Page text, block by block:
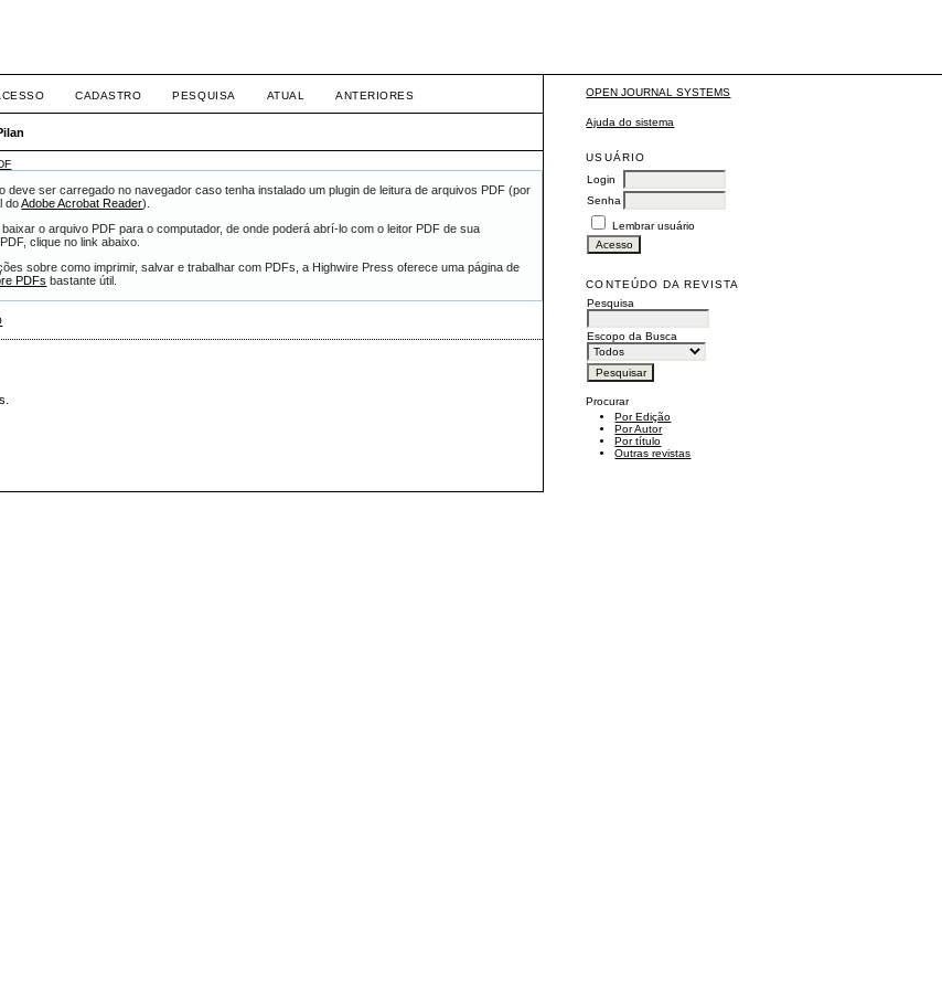
OPEN JOURNAL SYSTEMS
Ajuda do sistema
USUÁRIO
Login
Senha
Lembrar usuário
CONTEÚDO DA REVISTA
Pesquisa
Escopo da Busca
Procurar
Por Edição
Por Autor
Por título
Outras revistas
CADASTRO PESQUISA ATUAL ANTERIORES
deve ser carregado no navegador caso tenha instalado um plugin de leitura de arquivos PDF (por
doAdobe Acrobat Reader).
o arquivo PDF para o computador, de onde poderá abrí-lo com o leitor PDF de sua
clique no link abaixo.
sobre como imprimir, salvar e trabalhar com PDFs, a Highwire Press oferece uma página de
PDFs bastante útil.